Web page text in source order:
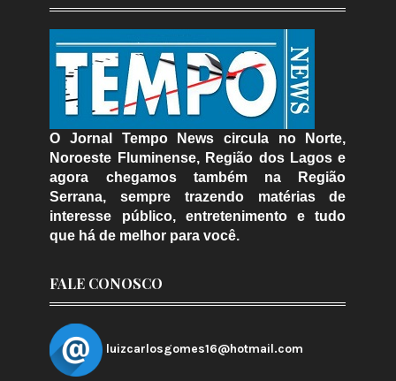
O Jornal Tempo News circula no Norte,
Noroeste Fluminense, Região dos Lagos e
agora chegamos também na Região
Serrana, sempre trazendo matérias de
interesse público, entretenimento e tudo
que há de melhor para você.
FALE CONOSCO
luizcarlosgomes16@hotmail.com